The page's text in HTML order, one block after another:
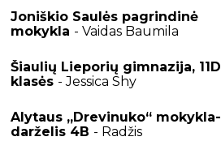
Joniškio Saulės pagrindinė
mokykla - Vaidas Baumila
Šiaulių Lieporių gimnazija, 11D
klasės - Jessica Shy
Alytaus „Drevinuko“ mokykla-
darželis 4B - Radžis